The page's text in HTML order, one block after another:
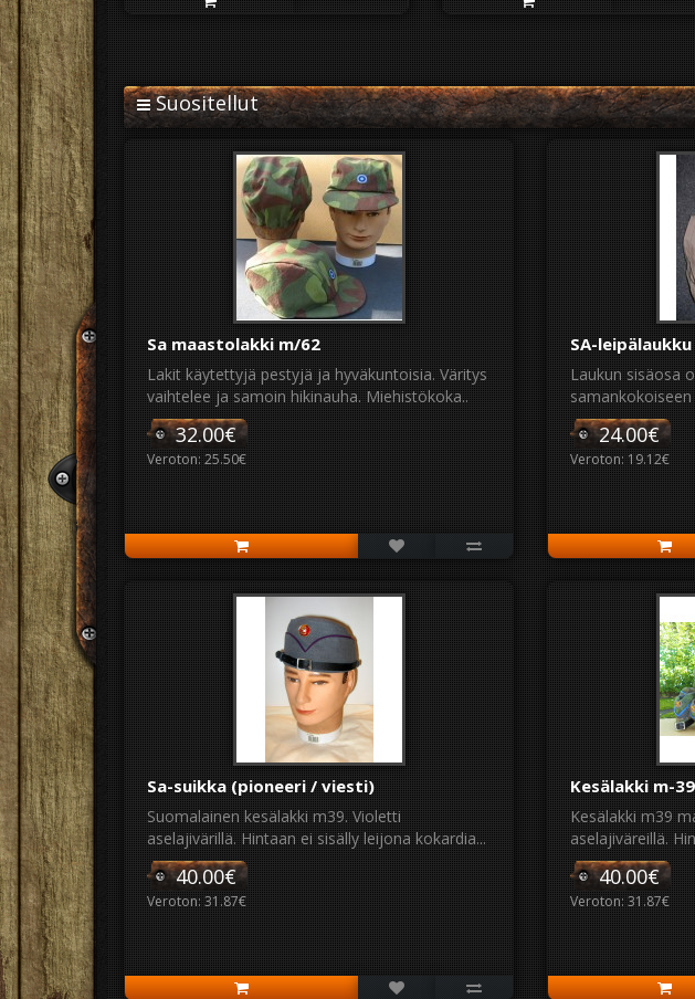
Suositellut
Sa maastolakki m/62
Lakit käytettyjä pestyjä ja hyväkuntoisia. Väritys
vaihtelee ja samoin hikinauha. Miehistökoka..
32.00€
Veroton: 25.50€
SA-leipälaukku
Laukun sisäosa
24.00€
Veroton: 19.12€
Sa-suikka (pioneeri / viesti)
Suomalainen kesälakki m39. Violetti
aselajivärillä. Hintaan ei sisälly leijona kokardia...
40.00€
Veroton: 31.87€
Kesälakki m-
Kesälakki m39
aselajiväreillä.
40.00€
Veroton: 31.87€